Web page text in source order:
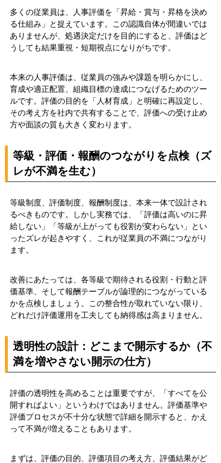
多くの従業員は、人事評価を「昇給・賞与・昇格を決め
る仕組み」と捉えています。この認識自体が間違いでは
ありませんが、処遇決定だけを目的にすると、評価はど
うしても結果重視・短期視点になりがちです。
本来の人事評価は、従業員の強みや課題を明らかにし、
育成や適正配置、組織目標の達成につなげるためのツー
ルです。評価の目的を「人材育成」と明確に再設定し、
その考え方を社内で共有することで、評価への受け止め
方や面談の質も大きく変わります。
等級・評価・報酬のつながりを点検（ズ
レが不満を生む）
等級制度、評価制度、報酬制度は、本来一体で設計され
るべきものです。しかし実務では、「評価は高いのに昇
給しない」「等級が上がっても役割が変わらない」とい
ったズレが起きやすく、これが従業員の不満につながり
ます。
改善にあたっては、各等級で期待される役割・行動と評
価基準、そして報酬テーブルが論理的につながっている
かを点検しましょう。この整合性が取れていない限り、
どれだけ評価運用を工夫しても納得感は高まりません。
透明性の設計：どこまで開示するか（不
満を増やさない開示の仕方）
評価の透明性を高めることは重要ですが、「すべてを公
開すればよい」というわけではありません。評価基準や
評価プロセスが不十分な状態で詳細を開示すると、かえ
って不満が増えることもあります。
まずは、評価の目的、評価項目の考え方、評価結果がど